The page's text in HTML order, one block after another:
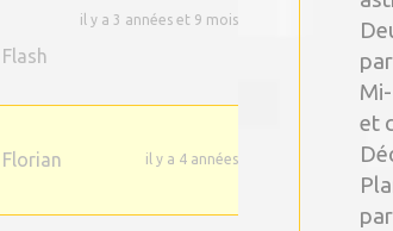
il y a 3 années et 9 mois
Flash
il y a 4 années
Florian
par
et
par